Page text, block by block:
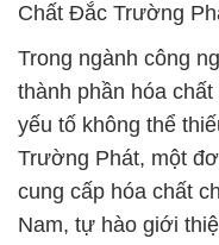
Chất Đắc Trường
Trong ngành công
thành phần hóa
yếu tố không thể
Trường Phát, một
cung cấp hóa chất
Nam, tự hào giới